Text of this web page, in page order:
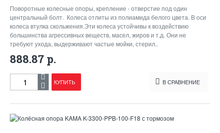
Поворотные колесные опоры, крепление - отверстие под один
центральный болт. Колеса отлиты из полиамида белого цвета. В оси
колеса втулка скольжения.Эти колеса устойчивы к воздействию
большинства агрессивных веществ, масел, жиров и т.д. Они не
требуют ухода, выдерживают частые мойки, стерил..
888.87 р.
КУПИТЬ В СРАВНЕНИЕ